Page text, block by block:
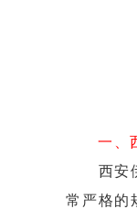
一、西
西安伊
常严格的